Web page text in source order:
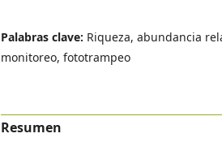
Palabras clave: Riqueza, abundancia
monitoreo, fototrampeo
Resumen